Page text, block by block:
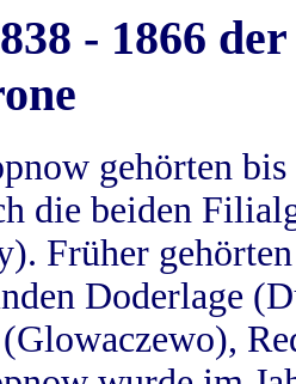
- 1866
gehörten
die beiden
Früher
Doderlage